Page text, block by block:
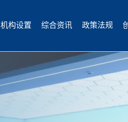
机构设置 综合资讯 政策法规